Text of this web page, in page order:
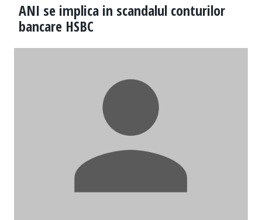
ANI se implica in scandalul conturilor
bancare HSBC